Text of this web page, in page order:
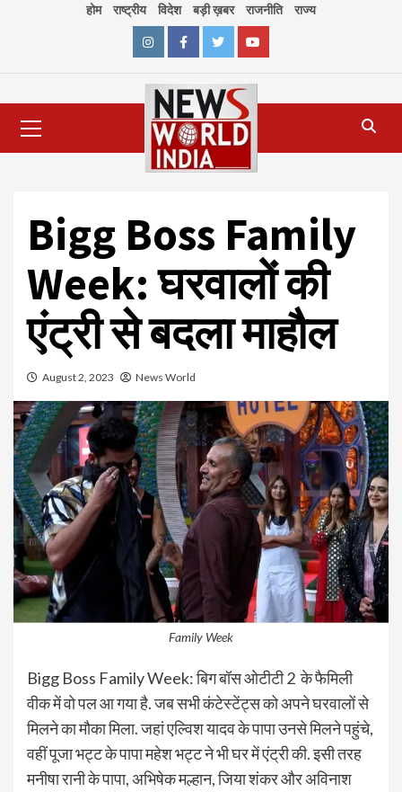
होम राष्ट्रीय विदेश बड़ी ख़बर राजनीति राज्य
InstagramFacebookTwitterYoutube
Menu
Bigg Boss Family
Week: घरवालों की
एंट्री से बदला माहौल
August 2, 2023 News World
Family Week
Bigg Boss Family Week: बिग बॉस ओटीटी 2 के फैमिली
वीक में वो पल आ गया है. जब सभी कंटेस्टेंट्स को अपने घरवालों से
मिलने का मौका मिला. जहां एल्विश यादव के पापा उनसे मिलने पहुंचे,
वहीं पूजा भट्ट के पापा महेश भट्ट ने भी घर में एंट्री की. इसी तरह
मनीषा रानी के पापा, अभिषेक मल्हान, जिया शंकर और अविनाश